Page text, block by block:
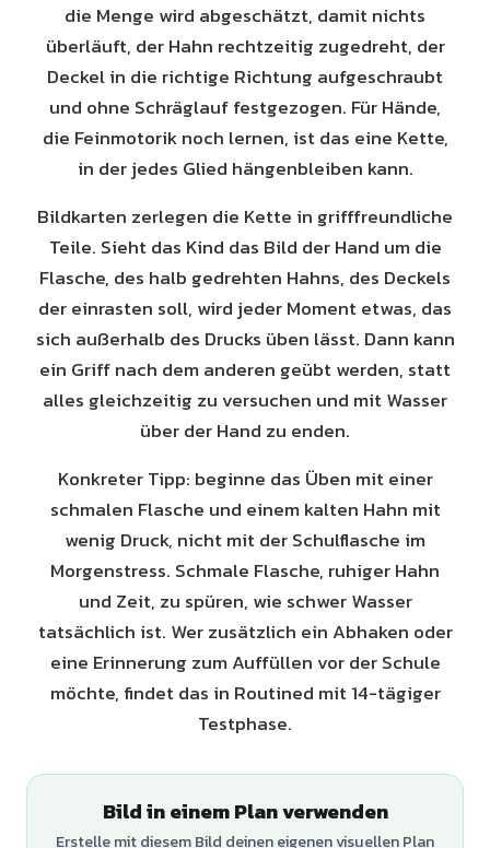
die Menge wird abgeschätzt, damit nichts
überläuft, der Hahn rechtzeitig zugedreht, der
Deckel in die richtige Richtung aufgeschraubt
und ohne Schräglauf festgezogen. Für Hände,
die Feinmotorik noch lernen, ist das eine Kette,
in der jedes Glied hängenbleiben kann.
Bildkarten zerlegen die Kette in grifffreundliche
Teile. Sieht das Kind das Bild der Hand um die
Flasche, des halb gedrehten Hahns, des Deckels
der einrasten soll, wird jeder Moment etwas, das
sich außerhalb des Drucks üben lässt. Dann kann
ein Griff nach dem anderen geübt werden, statt
alles gleichzeitig zu versuchen und mit Wasser
über der Hand zu enden.
Konkreter Tipp: beginne das Üben mit einer
schmalen Flasche und einem kalten Hahn mit
wenig Druck, nicht mit der Schulflasche im
Morgenstress. Schmale Flasche, ruhiger Hahn
und Zeit, zu spüren, wie schwer Wasser
tatsächlich ist. Wer zusätzlich ein Abhaken oder
eine Erinnerung zum Auffüllen vor der Schule
möchte, findet das in Routined mit 14-tägiger
Testphase.
Bild in einem Plan verwenden
Erstelle mit diesem Bild deinen eigenen visuellen Plan